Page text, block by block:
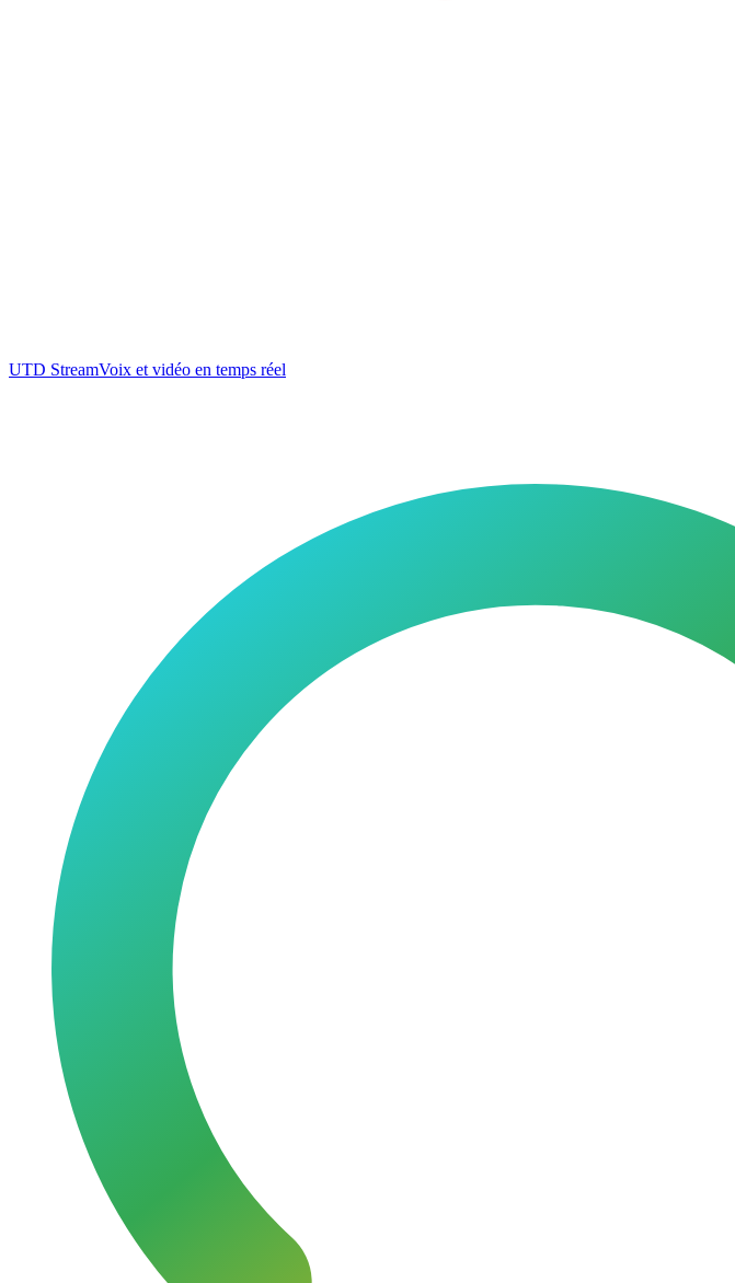
UTD StreamVoix et vidéo en temps réel